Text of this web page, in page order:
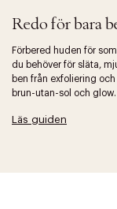
Redo för bara
Förbered huden för
du behöver för släta,
ben från exfoliering och
brun-utan-sol och glow.
Läs guiden